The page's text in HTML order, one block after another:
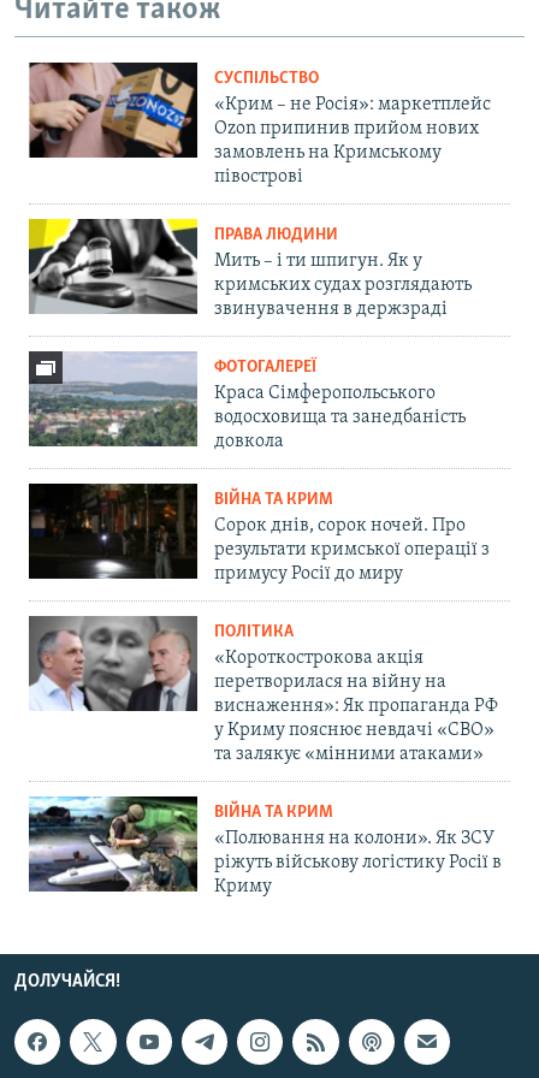
Читайте також
СУСПІЛЬСТВО
«Крим – не Росія»: маркетплейс
Ozon припинив прийом нових
замовлень на Кримському
півострові
ПРАВА ЛЮДИНИ
Мить – і ти шпигун. Як у
кримських судах розглядають
звинувачення в держзраді
ФОТОГАЛЕРЕЇ
Краса Сімферопольського
водосховища та занедбаність
довкола
ВІЙНА ТА КРИМ
Сорок днів, сорок ночей. Про
результати кримської операції з
примусу Росії до миру
ПОЛІТИКА
«Короткострокова акція
перетворилася на війну на
виснаження»: Як пропаганда РФ
у Криму пояснює невдачі «СВО»
та залякує «мінними атаками»
ВІЙНА ТА КРИМ
«Полювання на колони». Як ЗСУ
ріжуть військову логістику Росії в
Криму
ДОЛУЧАЙСЯ!